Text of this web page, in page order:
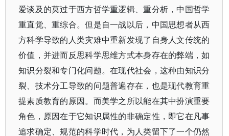
爱谈及的莫过于西方哲学重逻辑、重分析，中国哲学
重直觉、重综合。但是自一战以后，中国思想者从西
方科学导致的人类灾难中重新发现了自身人文传统的
价值，并进而反思科学思维方式本身存在的弊端，如
知识分裂和专门化问题。在现代社会，这种由知识分
裂、技术分工导致的问题普遍存在，也是现代教育重
提素质教育的原因。而美学之所以能在其中扮演重要
角色，原因在于它知识属性的非确定性，即它在凡事
追求确定、规范的科学时代，为人类留下了一个仍然